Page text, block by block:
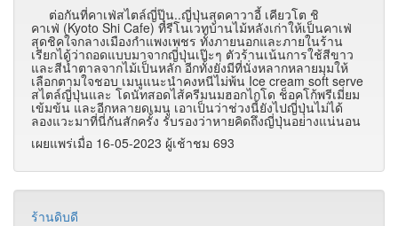
ต่อกันที่คาเฟ่สไตล์ญี่ปุ๊น..ญี่ปุ่นสุดคาวาอี้ เคียวโต ชิ
คาเฟ่ (Kyoto Shi Cafe) ที่รีโนเวทบ้านไม้หลังเก่าให้เป็นคาเฟ่
สุดชิคใจกลางเมืองกำแพงเพชร ทั้งภายนอกและภายในร้าน
เรียกได้ว่าถอดแบบมาจากญี่ปุ่นเป๊ะๆ ตัวร้านเน้นการใช้สีขาว
และสีน้ำตาลจากไม้เป็นหลัก อีกทั้งยังมีที่นั่งหลากหลายมุมให้
เลือกตามใจชอบ เมนูแนะนำคงหนีไม่พ้น Ice cream soft serve
สไตล์ญี่ปุ่นและ โดนัทสอดไส้ครีมนมฮอกไกโด ช็อคโก้พรีเมี่ยม
เข้มข้น และอีกหลายดเมนู เอาเป็นว่าช่วงนี้ยังไปญี่ปุ่นไม่ได้
ลองแวะมาที่นี่กันสักครั้ง รับรองว่าหายคิดถึงญี่ปุ่นอย่างแน่นอน
เผยแพร่เมื่อ 16-05-2023 ผู้เช้าชม 693
ร้านดิบดี